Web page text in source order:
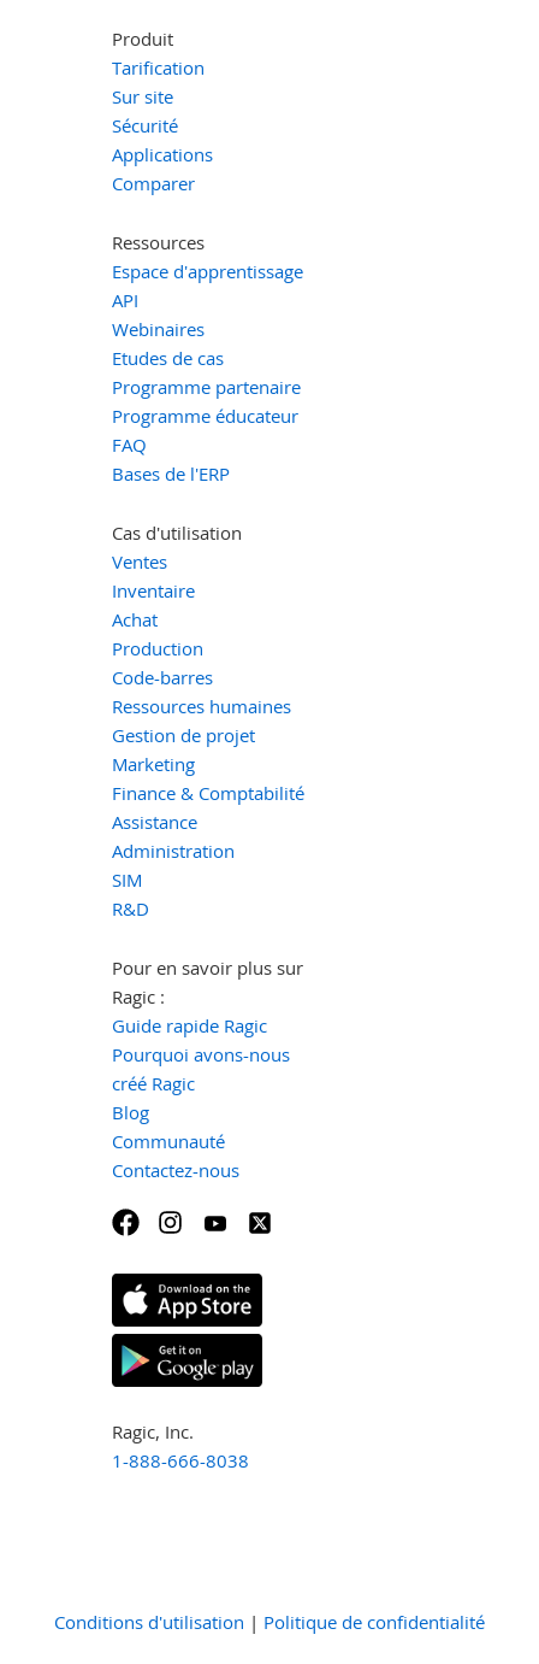
Produit
Tarification
Sur site
Sécurité
Applications
Comparer
Ressources
Espace d'apprentissage
API
Webinaires
Etudes de cas
Programme partenaire
Programme éducateur
FAQ
Bases de l'ERP
Cas d'utilisation
Ventes
Inventaire
Achat
Production
Code-barres
Ressources humaines
Gestion de projet
Marketing
Finance & Comptabilité
Assistance
Administration
SIM
R&D
Pour en savoir plus sur
Ragic :
Guide rapide Ragic
Pourquoi avons-nous
créé Ragic
Blog
Communauté
Contactez-nous
Ragic, Inc.
1-888-666-8038
Conditions d'utilisation | Politique de confidentialité